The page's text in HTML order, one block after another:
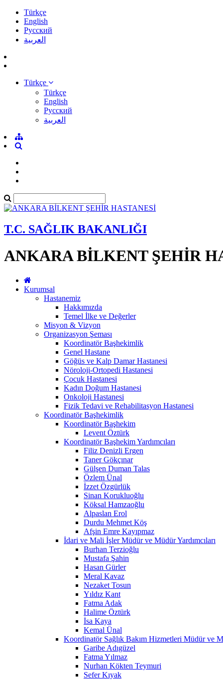
Türkçe
English
Pусский
العربية
Türkçe
Türkçe
English
Pусский
العربية
T.C. SAĞLIK BAKANLIĞI
ANKARA BİLKENT ŞEHİR
Kurumsal
Hastanemiz
Hakkımızda
Temel İlke ve Değerler
Misyon & Vizyon
Organizasyon Şeması
Koordinatör Başhekimlik
Genel Hastane
Göğüs ve Kalp Damar Hastanesi
Nöroloji-Ortopedi Hastanesi
Çocuk Hastanesi
Kadın Doğum Hastanesi
Onkoloji Hastanesi
Fizik Tedavi ve Rehabilitasyon Hastanesi
Koordinatör Başhekimlik
Koordinatör Başhekim
Levent Öztürk
Koordinatör Başhekim Yardımcıları
Filiz Denizli Ergen
Taner Gökçınar
Gülşen Duman Talas
Özlem Ünal
İzzet Özgürlük
Sinan Korukluoğlu
Köksal Hamzaoğlu
Alpaslan Erol
Durdu Mehmet Köş
Afşin Emre Kayıpmaz
İdari ve Mali İşler Müdür ve Müdür Yardımcıları
Burhan Terzioğlu
Mustafa Şahin
Hasan Gürler
Meral Kavaz
Nezaket Tosun
Yıldız Kant
Fatma Adak
Halime Öztürk
İsa Kaya
Kemal Ünal
Koordinatör Sağlık Bakım Hizmetleri Müdür ve
Garibe Adıgüzel
Fatma Yılmaz
Nurhan Kökten Teymuri
Sefer Kıyak